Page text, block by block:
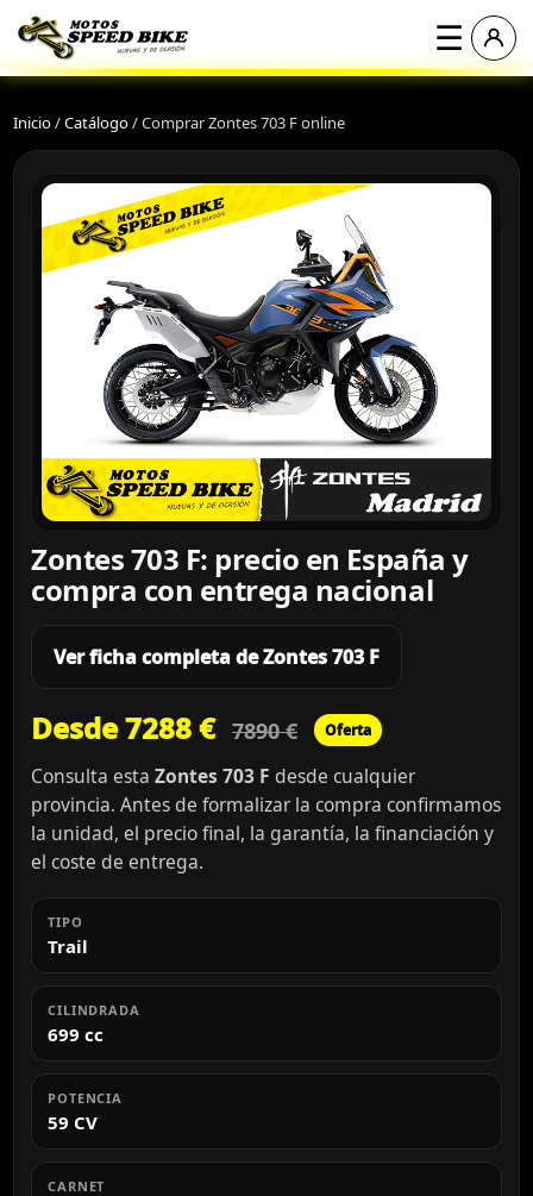
☰
Inicio/Catálogo/Comprar Zontes 703 F online
Zontes 703 F: precio en España y
compra con entrega nacional
Ver ficha completa de Zontes 703 F
Desde 7288 € 7890 € Oferta
Consulta esta Zontes 703 F desde cualquier
provincia. Antes de formalizar la compra confirmamos
la unidad, el precio final, la garantía, la financiación y
el coste de entrega.
TIPO
Trail
CILINDRADA
699 cc
POTENCIA
59 CV
CARNET